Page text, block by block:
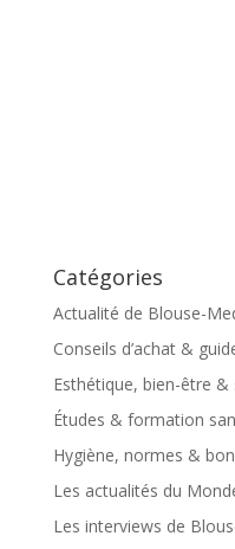
Catégories
Actualité de Blouse-
Conseils d’achat &
Esthétique, bien-être &
Études & formation
Hygiène, normes &
Les actualités du
Les interviews de